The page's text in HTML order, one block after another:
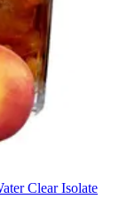
Clear Isolate